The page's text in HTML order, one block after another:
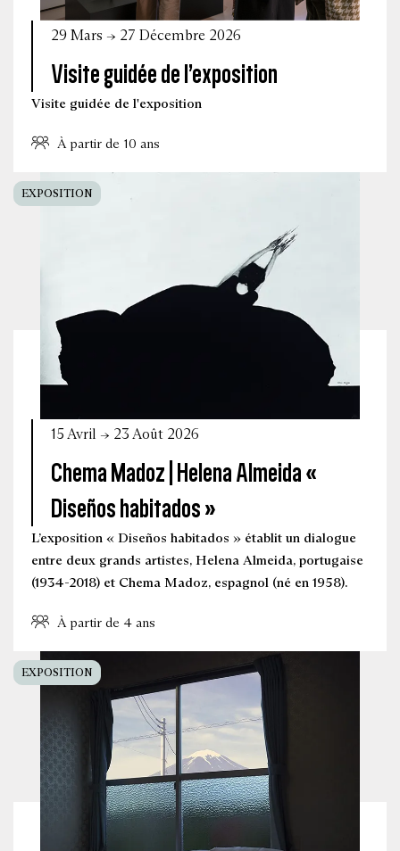
Visite guidée de l’exposition
29 Mars → 27 Décembre 2026
Visite guidée de l'exposition
À partir de 10 ans
Chema Madoz | Helena Almeida «
Diseños habitados »
15 Avril → 23 Août 2026
L’exposition « Diseños habitados » établit un dialogue
entre deux grands artistes, Helena Almeida, portugaise
(1934-2018) et Chema Madoz, espagnol (né en 1958).
À partir de 4 ans
EXPOSITION
EXPOSITION